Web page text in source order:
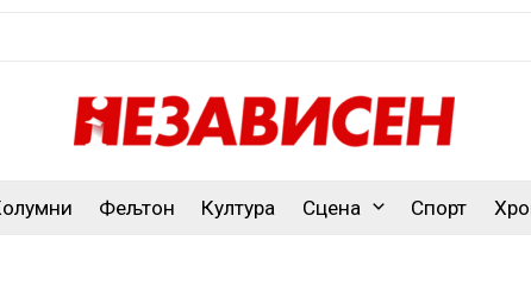
Фељтон Култура Сцена Спорт